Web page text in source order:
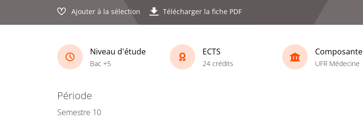
Ajouter à la sélection Télécharger la fiche PDF
Niveau d'étude
Bac +5
ECTS
24 crédits
Composante
UFR Médecine
Période
Semestre 10